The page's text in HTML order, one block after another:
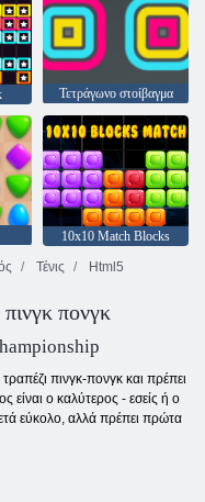
Τετράγωνο στοίβαγμα
10x10 Match Blocks
Τένις Html5
πονγκ
πινγκ-πονγκ και πρέπει
είναι ο καλύτερος - εσείς ή ο
εύκολο, αλλά πρέπει πρώτα